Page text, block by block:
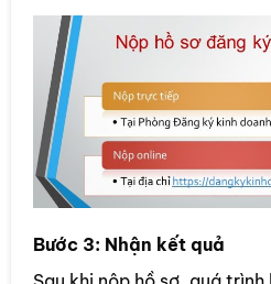
Bước 3: Nhận kết quả